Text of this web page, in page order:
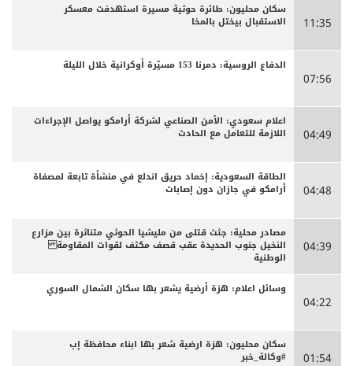
11:35
سكان محليون: طائرة حوثية مسيرة استهدفت معسكر
الاستقبال بيختل بالمخا
07:56
الدفاع الروسية: دمرنا 153 مسيّرة أوكرانية خلال الليلة
04:49
اعلام سعودي: الأمن الصناعي لشركة أرامكو يواصل الإجراءات
اللازمة للتعامل مع الحادث
04:48
الطاقة السعودية: إخماد حريق اندلع في منشأة تابعة لمصفاة
أرامكو في جازان دون إصابات
04:39
مصادر محلية: جثث قتلى من مليشيا الحوثي متناثرة بين مزارع
النخيل جنوب الحديدة عقب قصف مكثف لقوات المقاومة
الوطنية
04:22
وسائل اعلام: هزة أرضية يشعر بها سكان الشمال السوري
01:54
سكان محليون: هزة ارضية شعر بها ابناء محافظة إب
#وكالة_خبر